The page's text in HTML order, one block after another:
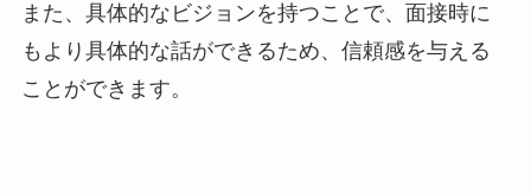
また、具体的なビジョンを持つことで、面接時に
もより具体的な話ができるため、信頼感を与える
ことができます。